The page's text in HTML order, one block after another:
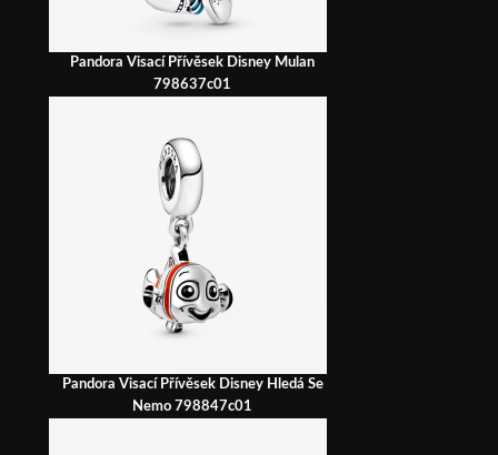
Pandora Visací Přívěsek Disney Mulan
798637c01
Pandora Visací Přívěsek Disney Hledá Se
Nemo 798847c01